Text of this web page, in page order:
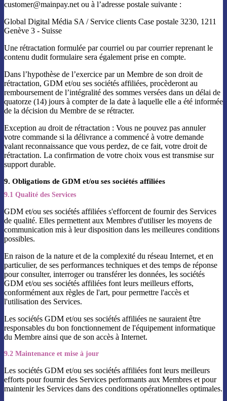
customer@mainpay.net ou à l’adresse postale suivante :
Global Digital Média SA / Service clients Case postale 3230, 1211
Genève 3 - Suisse
Une rétractation formulée par courriel ou par courrier reprenant le
contenu dudit formulaire sera également prise en compte.
Dans l’hypothèse de l’exercice par un Membre de son droit de
rétractation, GDM et/ou ses sociétés affiliées, procèderont au
remboursement de l’intégralité des sommes versées dans un délai de
quatorze (14) jours à compter de la date à laquelle elle a été informée
de la décision du Membre de se rétracter.
Exception au droit de rétractation : Vous ne pouvez pas annuler
votre commande si la délivrance a commencé à votre demande
valant reconnaissance que vous perdez, de ce fait, votre droit de
rétractation. La confirmation de votre choix vous est transmise sur
support durable.
9. Obligations de GDM et/ou ses sociétés affiliées
9.1 Qualité des Services
GDM et/ou ses sociétés affiliées s'efforcent de fournir des Services
de qualité. Elles permettent aux Membres d'utiliser les moyens de
communication mis à leur disposition dans les meilleures conditions
possibles.
En raison de la nature et de la complexité du réseau Internet, et en
particulier, de ses performances techniques et des temps de réponse
pour consulter, interroger ou transférer les données, les sociétés
GDM et/ou ses sociétés affiliées font leurs meilleurs efforts,
conformément aux règles de l'art, pour permettre l'accès et
l'utilisation des Services.
Les sociétés GDM et/ou ses sociétés affiliées ne sauraient être
responsables du bon fonctionnement de l'équipement informatique
du Membre ainsi que de son accès à Internet.
9.2 Maintenance et mise à jour
Les sociétés GDM et/ou ses sociétés affiliées font leurs meilleurs
efforts pour fournir des Services performants aux Membres et pour
maintenir les Services dans des conditions opérationnelles optimales.